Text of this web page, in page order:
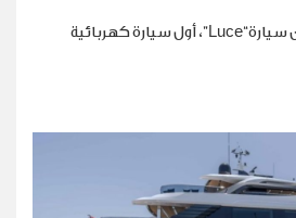
كشفت شركةFerrari عن سيارة“Luce”، أول سيارة كهربائية